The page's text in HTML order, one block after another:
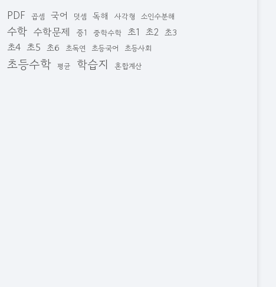
PDF 곱셈 국어 덧셈 독해 사각형 소인수분해
수학 수학문제 중1 중학수학 초1 초2 초3
초4 초5 초6 초독연 초등국어 초등사회
초등수학 평균 학습지 혼합계산